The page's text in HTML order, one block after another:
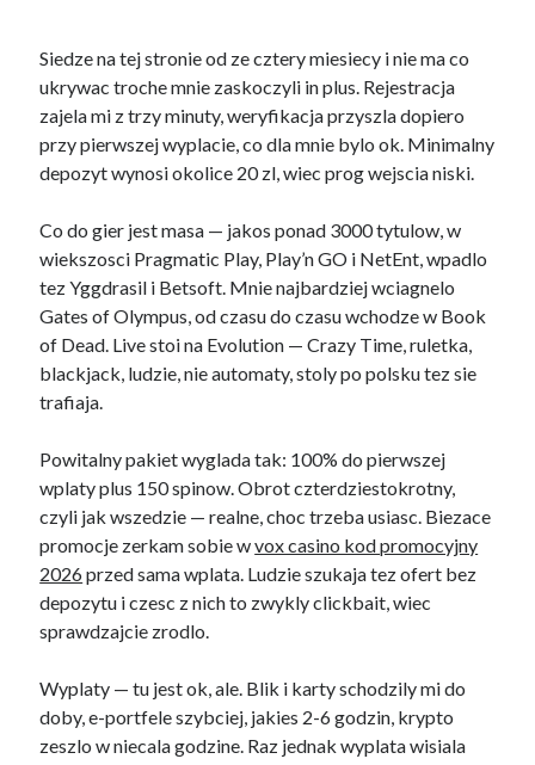
Siedze na tej stronie od ze cztery miesiecy i nie ma co
ukrywac troche mnie zaskoczyli in plus. Rejestracja
zajela mi z trzy minuty, weryfikacja przyszla dopiero
przy pierwszej wyplacie, co dla mnie bylo ok. Minimalny
depozyt wynosi okolice 20 zl, wiec prog wejscia niski.
Co do gier jest masa — jakos ponad 3000 tytulow, w
wiekszosci Pragmatic Play, Play’n GO i NetEnt, wpadlo
tez Yggdrasil i Betsoft. Mnie najbardziej wciagnelo
Gates of Olympus, od czasu do czasu wchodze w Book
of Dead. Live stoi na Evolution — Crazy Time, ruletka,
blackjack, ludzie, nie automaty, stoly po polsku tez sie
trafiaja.
Powitalny pakiet wyglada tak: 100% do pierwszej
wplaty plus 150 spinow. Obrot czterdziestokrotny,
czyli jak wszedzie — realne, choc trzeba usiasc. Biezace
promocje zerkam sobie wvox casino kod promocyjny
2026przed sama wplata. Ludzie szukaja tez ofert bez
depozytu i czesc z nich to zwykly clickbait, wiec
sprawdzajcie zrodlo.
Wyplaty — tu jest ok, ale. Blik i karty schodzily mi do
doby, e-portfele szybciej, jakies 2-6 godzin, krypto
zeszlo w niecala godzine. Raz jednak wyplata wisiala